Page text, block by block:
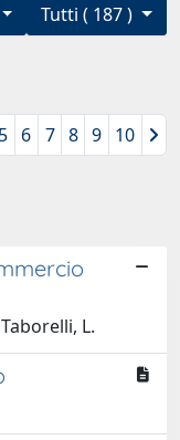
Tutti ( 187 )
5 6 7 8 9 10
L.